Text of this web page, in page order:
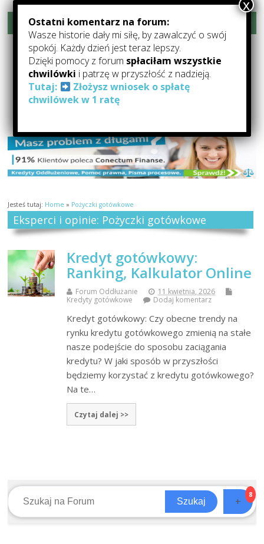
Rozwiń menu
Forum-Oddłużanie.pl –
Pomoc Dla Zadłużonych
Forum Oddłużeniowe: forum o oddłużaniu, pomocy dla zadłużonych,
kredytach i pożyczkach
Jesteś tutaj: Home » Pożyczki gotówkowe
Eksperci i opinie: Pożyczki gotówkowe
Kredyt gotówkowy:
Ranking, Kalkulator Online
Forum Oddłużanie
11 kwietnia, 2026
Kredyty gotówkowe
Dodaj komentarz
Kredyt gotówkowy: Czy obecne trendy na
rynku kredytu gotówkowego zmienią na stałe
nasze podejście do sposobu zaciągania
kredytu? W jaki sposób w przyszłości
będziemy korzystać z kredytu gotówkowego?
Na te…
Czytaj dalej >>
Szukaj +
8
Ostatni komentarz na forum:
Wasze historie dały mi siłę, by zawalczyć o swój
spokój. Każdy dzień jest teraz lepszy.
Dzięki pomocy z forum spłaciłam wszystkie
chwilówki i patrzę w przyszłość z nadzieją.
Tutaj:
Złożysz wniosek o spłatę
chwilówek w 1 ratę